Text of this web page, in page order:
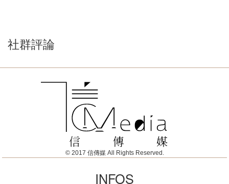
社群評論
© 2017 信傳媒 All Rights Reserved.
INFOS